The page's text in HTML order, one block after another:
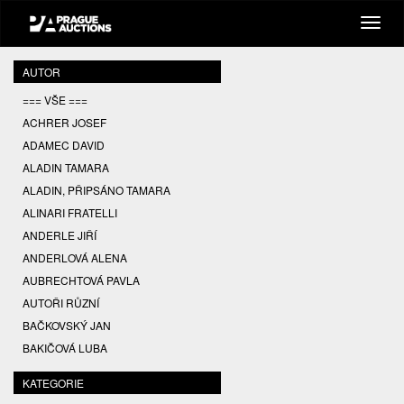
AUTOR
=== VŠE ===
ACHRER JOSEF
ADAMEC DAVID
ALADIN TAMARA
ALADIN, PŘIPSÁNO TAMARA
ALINARI FRATELLI
ANDERLE JIŘÍ
ANDERLOVÁ ALENA
AUBRECHTOVÁ PAVLA
AUTOŘI RŮZNÍ
BAČKOVSKÝ JAN
BAKIČOVÁ LUBA
BALCAR JIŘÍ
BALCAR KAREL
KATEGORIE